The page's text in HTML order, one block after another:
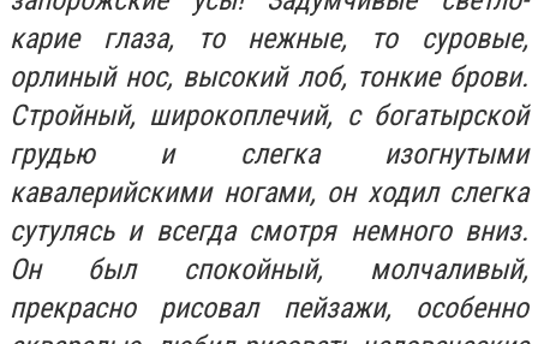
карие глаза, то нежные, то суровые,
орлиный нос, высокий лоб, тонкие брови.
Стройный, широкоплечий, с богатырской
грудью и слегка изогнутыми
кавалерийскими ногами, он ходил слегка
сутулясь и всегда смотря немного вниз.
Он был спокойный, молчаливый,
прекрасно рисовал пейзажи, особенно